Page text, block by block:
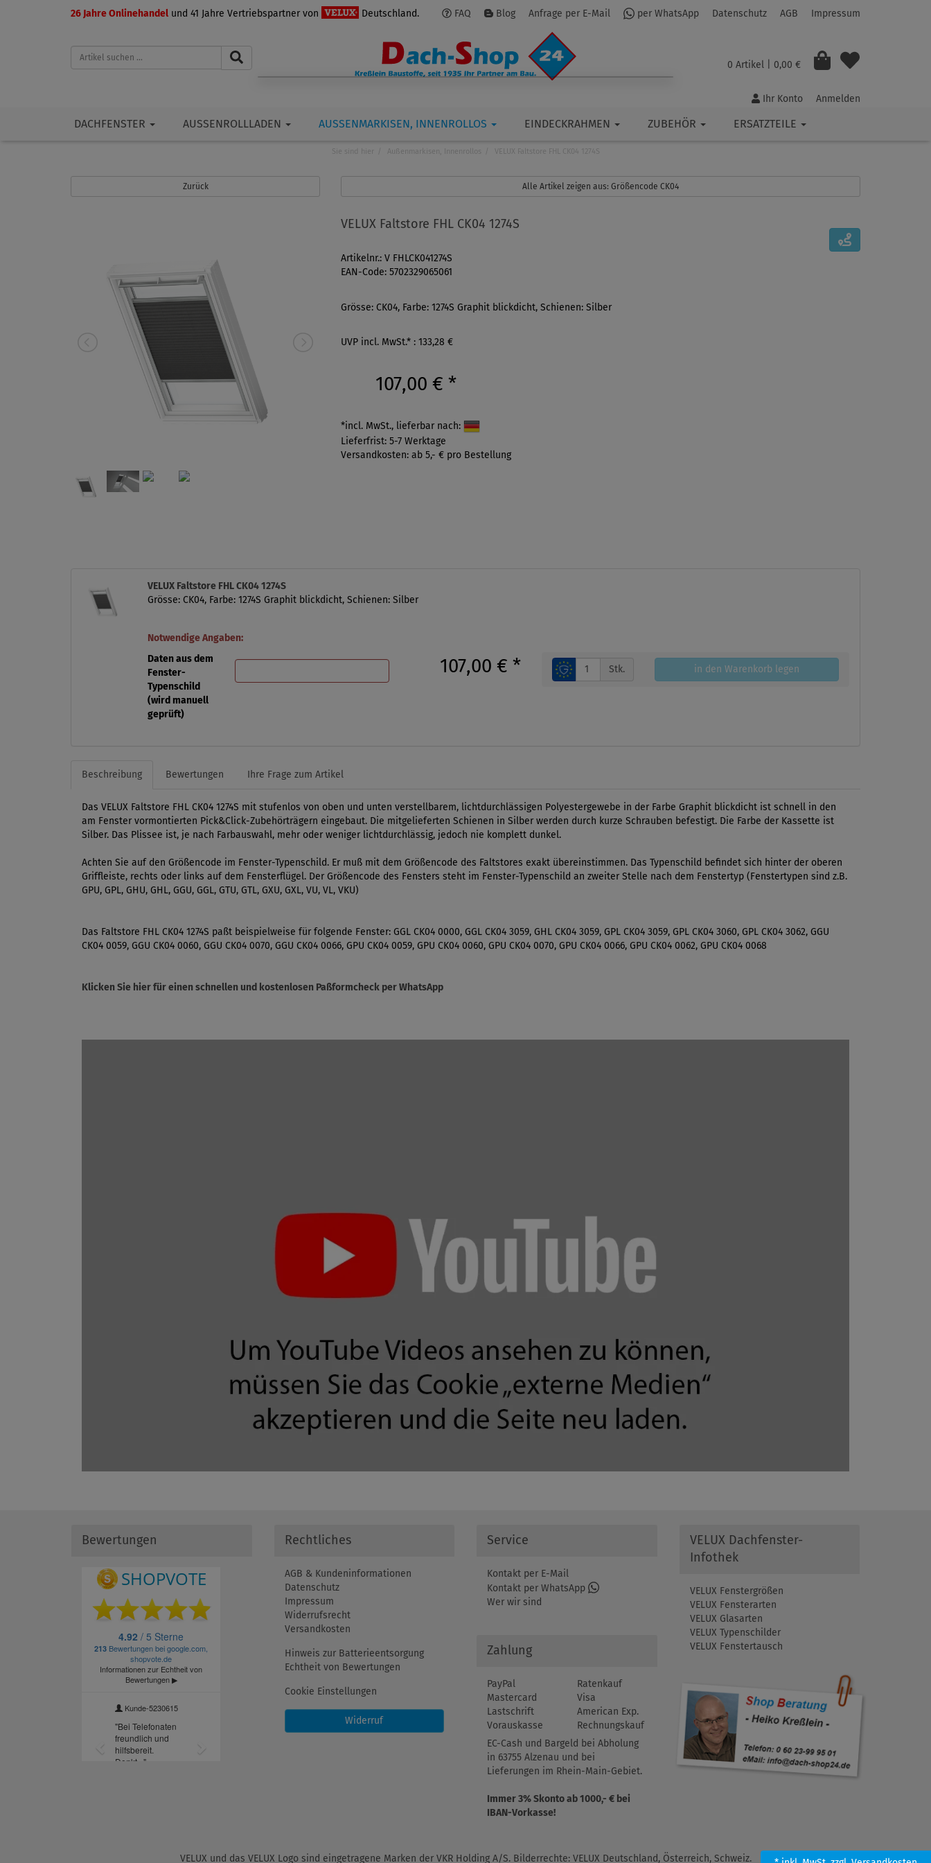
26 Jahre Onlinehandel und 41 Jahre Vertriebspartner von Deutschland. FAQ Blog Anfrage per E-Mail per WhatsApp Datenschutz AGB Impressum
0 Artikel | 0,00 €
Ihr Konto Anmelden
DACHFENSTER AUSSENROLLLADEN AUSSENMARKISEN, INNENROLLOS EINDECKRAHMEN ZUBEHÖR ERSATZTEILE
Sie sind hier Außenmarkisen, Innenrollos VELUX Faltstore FHL CK04 1274S
Zurück Alle Artikel zeigen aus: Größencode CK04
VELUX Faltstore FHL CK04 1274S
Artikelnr.: V FHLCK041274S
EAN-Code: 5702329065061
Grösse: CK04, Farbe: 1274S Graphit blickdicht, Schienen: Silber
UVP incl. MwSt.* : 133,28 €
107,00 € *
*incl. MwSt., lieferbar nach:
Lieferfrist: 5-7 Werktage
Versandkosten: ab 5,- € pro Bestellung
VELUX Faltstore FHL CK04 1274S
Grösse: CK04, Farbe: 1274S Graphit blickdicht, Schienen: Silber
Notwendige Angaben:
Daten aus dem
Fenster-
Typenschild
(wird manuell
geprüft)
107,00 € * Stk. in den Warenkorb legen
Beschreibung Bewertungen Ihre Frage zum Artikel
Das VELUX Faltstore FHL CK04 1274S mit stufenlos von oben und unten verstellbarem, lichtdurchlässigen Polyestergewebe in der Farbe Graphit blickdicht ist schnell in den
am Fenster vormontierten Pick&Click-Zubehörträgern eingebaut. Die mitgelieferten Schienen in Silber werden durch kurze Schrauben befestigt. Die Farbe der Kassette ist
Silber. Das Plissee ist, je nach Farbauswahl, mehr oder weniger lichtdurchlässig, jedoch nie komplett dunkel.
Achten Sie auf den Größencode im Fenster-Typenschild. Er muß mit dem Größencode des Faltstores exakt übereinstimmen. Das Typenschild befindet sich hinter der oberen
Griffleiste, rechts oder links auf dem Fensterflügel. Der Größencode des Fensters steht im Fenster-Typenschild an zweiter Stelle nach dem Fenstertyp (Fenstertypen sind z.B.
GPU, GPL, GHU, GHL, GGU, GGL, GTU, GTL, GXU, GXL, VU, VL, VKU)
Das Faltstore FHL CK04 1274S paßt beispielweise für folgende Fenster: GGL CK04 0000, GGL CK04 3059, GHL CK04 3059, GPL CK04 3059, GPL CK04 3060, GPL CK04 3062, GGU
CK04 0059, GGU CK04 0060, GGU CK04 0070, GGU CK04 0066, GPU CK04 0059, GPU CK04 0060, GPU CK04 0070, GPU CK04 0066, GPU CK04 0062, GPU CK04 0068
Klicken Sie hier für einen schnellen und kostenlosen Paßformcheck per WhatsApp
Bewertungen Rechtliches
AGB & Kundeninformationen
Datenschutz
Impressum
Widerrufsrecht
Versandkosten
Hinweis zur Batterieentsorgung
Echtheit von Bewertungen
Cookie Einstellungen
Widerruf
Service
Kontakt per E-Mail
Kontakt per WhatsApp
Wer wir sind
Zahlung
PayPal
Ratenkauf
Mastercard
Visa
Lastschrift
American Exp.
Vorauskasse
Rechnungskauf
EC-Cash und Bargeld bei Abholung
in 63755 Alzenau und bei
Lieferungen im Rhein-Main-Gebiet.
Immer 3% Skonto ab 1000,- € bei
IBAN-Vorkasse!
VELUX Dachfenster-
Infothek
VELUX Fenstergrößen
VELUX Fensterarten
VELUX Glasarten
VELUX Typenschilder
VELUX Fenstertausch
VELUX und das VELUX Logo sind eingetragene Marken der VKR Holding A/S. Bilderrechte: VELUX Deutschland, Österreich, Schweiz.